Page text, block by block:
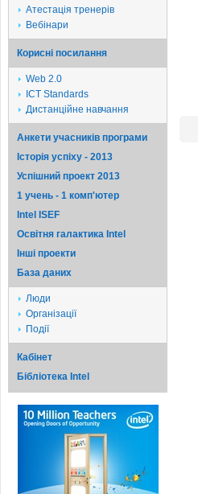
Атестація тренерів
Вебінари
Корисні посилання
Web 2.0
ICT Standards
Дистанційне навчання
Анкети учасників програми
Історія успіху - 2013
Успішний проект 2013
1 учень - 1 комп'ютер
Intel ISEF
Освітня галактика Intel
Iншi проекти
База даних
Люди
Організації
Події
Кабінет
Бібліотека Intel